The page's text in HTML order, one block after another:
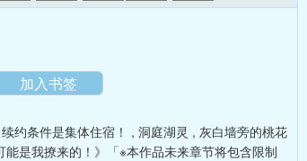
加入书签
续约条件是集体住宿！ , 洞庭湖灵 , 灰白墙旁的桃花
能是我撩来的！》「※本作品未来章节将包含限制